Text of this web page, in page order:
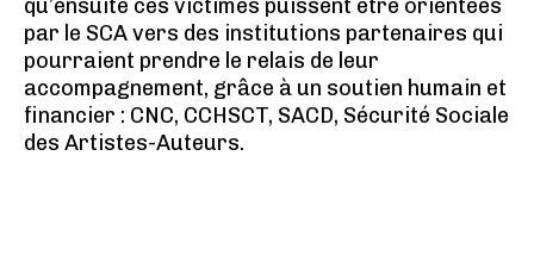
qu’ensuite ces victimes puissent être orientées
par le SCA vers des institutions partenaires qui
pourraient prendre le relais de leur
accompagnement, grâce à un soutien humain et
financier : CNC, CCHSCT, SACD, Sécurité Sociale
des Artistes-Auteurs.